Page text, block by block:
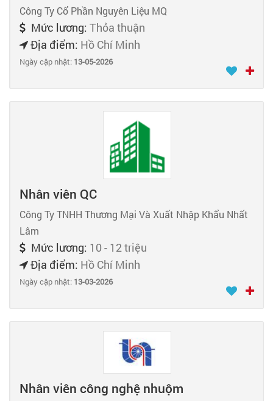
Công Ty Cổ Phần Nguyên Liệu MQ
Mức lương: Thỏa thuận
Địa điểm: Hồ Chí Minh
Ngày cập nhật: 13-05-2026
Nhân viên QC
Công Ty TNHH Thương Mại Và Xuất Nhập Khẩu Nhất
Lâm
Mức lương: 10 - 12 triệu
Địa điểm: Hồ Chí Minh
Ngày cập nhật: 13-03-2026
Nhân viên công nghệ nhuộm